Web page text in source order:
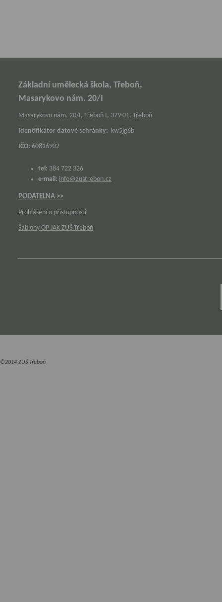
Základní umělecká škola, Třeboň,
Masarykovo nám. 20/I
Masarykovo nám. 20/I, Třeboň I, 379 01, Třeboň
Identifikátor datové schránky: kw5jg6b
IČO: 60816902
tel: 384 722 326
e-mail: info@zustrebon.cz
PODATELNA >>
Prohlášení o přístupnosti
Šablony OP JAK ZUŠ Třeboň
©2014 ZUŠ Třeboň